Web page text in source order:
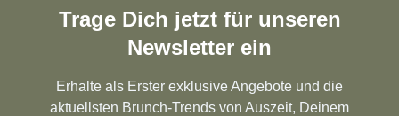
Trage Dich jetzt für unseren
Newsletter ein
Erhalte als Erster exklusive Angebote und die
aktuellsten Brunch-Trends von Auszeit, Deinem